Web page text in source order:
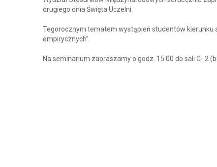
drugiego dnia Święta Uczelni.
Tegorocznym tematem wystąpień studentów kierunku
empirycznych”.
Na seminarium zapraszamy o godz. 15:00 do sali C- 2